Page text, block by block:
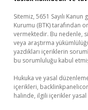
Sitemiz, 5651 Sayılı
Kurumu (BTK) tarafından
vermektedir. Bu nedenle,
veya araştırma
yazdıkları içeriklerin
bu sorumluluğu kabul
Hukuka ve yasal
içerikleri,
halinde, ilgili içerikler yasal